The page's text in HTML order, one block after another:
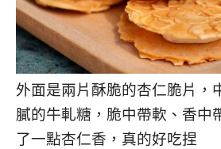
外面是兩片酥脆的杏仁脆片，
膩的牛軋糖，脆中帶軟、香中
了一點杏仁香，真的好吃捏